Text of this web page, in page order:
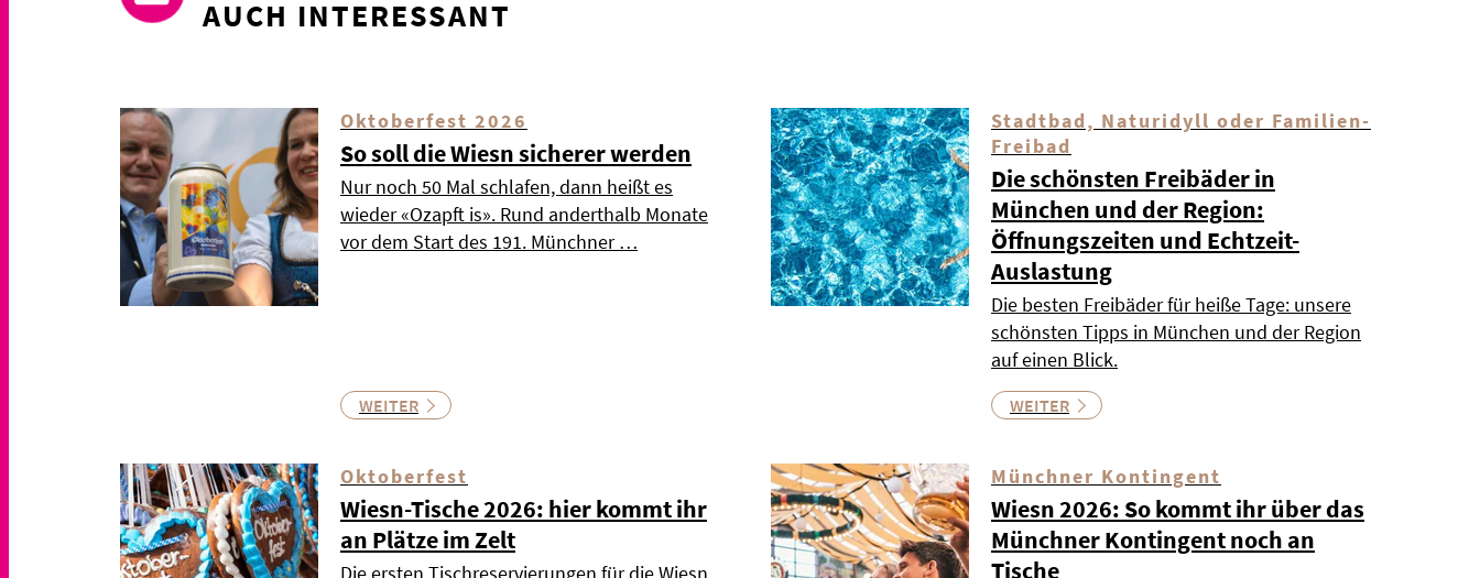
AUCH INTERESSANT
Oktoberfest 2026
So soll die Wiesn sicherer werden
Nur noch 50 Mal schlafen, dann heißt es
wieder «Ozapft is». Rund anderthalb Monate
vor dem Start des 191. Münchner …
WEITER
Stadtbad, Naturidyll oder Familien-
Freibad
Die schönsten Freibäder in
München und der Region:
Öffnungszeiten und Echtzeit-
Auslastung
Die besten Freibäder für heiße Tage: unsere
schönsten Tipps in München und der Region
auf einen Blick.
WEITER
Oktoberfest
Wiesn-Tische 2026: hier kommt ihr
an Plätze im Zelt
Münchner Kontingent
Wiesn 2026: So kommt ihr über das
Münchner Kontingent noch an
Tische